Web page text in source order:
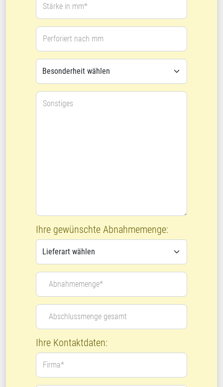
Stärke in mm*
Perforiert nach mm
Sonstiges
Ihre gewünschte Abnahmemenge:
Abnahmemenge*
Abschlussmenge gesamt
Ihre Kontaktdaten:
Firma*